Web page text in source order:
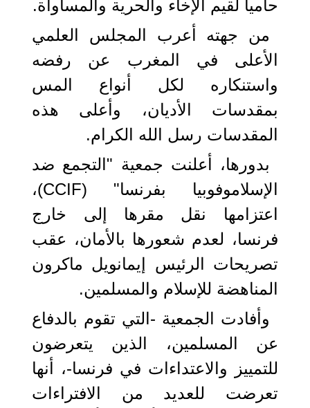
حاميا لقيم الإخاء والحرية والمساواة.
من جهته أعرب المجلس العلمي
الأعلى في المغرب عن رفضه
واستنكاره لكل أنواع المس
بمقدسات الأدیان، وأعلى ھذه
المقدسات رسل الله الكرام.
بدورها، أعلنت جمعية "التجمع ضد
الإسلاموفوبيا بفرنسا" (CCIF)،
اعتزامها نقل مقرها إلى خارج
فرنسا، لعدم شعورها بالأمان، عقب
تصريحات الرئيس إيمانويل ماكرون
المناهضة للإسلام والمسلمين.
وأفادت الجمعية -التي تقوم بالدفاع
عن المسلمين، الذين يتعرضون
للتمييز والاعتداءات في فرنسا-، أنها
تعرضت للعديد من الافتراءات